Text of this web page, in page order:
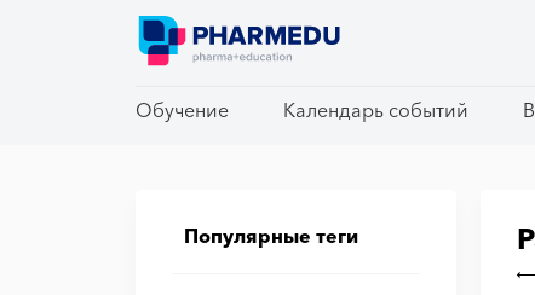
Обучение Календарь событий
Обучение Календарь событий
Популярные теги